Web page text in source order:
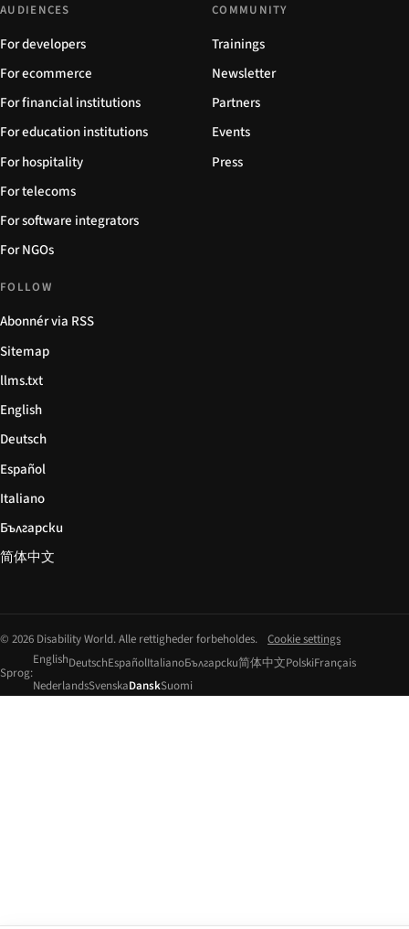
AUDIENCES
For developers
For ecommerce
For financial institutions
For education institutions
For hospitality
For telecoms
For software integrators
For NGOs
COMMUNITY
Trainings
Newsletter
Partners
Events
Press
FOLLOW
Abonnér via RSS
Sitemap
llms.txt
English
Deutsch
Español
Italiano
Български
简体中文
© 2026 Disability World. Alle rettigheder forbeholdes. Cookie settings
Sprog:
EnglishDeutschEspañolItalianoБългарски简体中文PolskiFrançais
NederlandsSvenskaDanskSuomi